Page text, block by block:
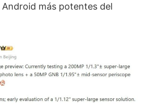
más potentes del